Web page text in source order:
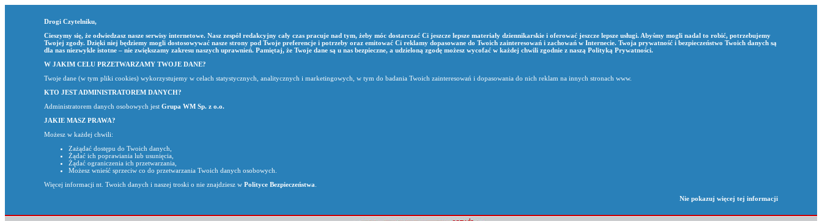
Drogi Czytelniku,
Cieszymy się, że odwiedzasz nasze serwisy internetowe. Nasz zespół redakcyjny cały czas pracuje nad tym, żeby móc dostarczać Ci jeszcze lepsze materiały dziennikarskie i oferować jeszcze lepsze usługi. Abyśmy mogli nadal to robić, potrzebujemy
Twojej zgody. Dzięki niej będziemy mogli dostosowywać nasze strony pod Twoje preferencje i potrzeby oraz emitować Ci reklamy dopasowane do Twoich zainteresowań i zachowań w Internecie. Twoja prywatność i bezpieczeństwo Twoich danych są
dla nas niezwykle istotne – nie zwiększamy zakresu naszych uprawnień. Pamiętaj, że Twoje dane są u nas bezpieczne, a udzieloną zgodę możesz wycofać w każdej chwili zgodnie z naszą Polityką Prywatności.
W JAKIM CELU PRZETWARZAMY TWOJE DANE?
Twoje dane (w tym pliki cookies) wykorzystujemy w celach statystycznych, analitycznych i marketingowych, w tym do badania Twoich zainteresowań i dopasowania do nich reklam na innych stronach www.
KTO JEST ADMINISTRATOREM DANYCH?
Administratorem danych osobowych jest Grupa WM Sp. z o.o.
JAKIE MASZ PRAWA?
Możesz w każdej chwili:
Zażądać dostępu do Twoich danych,
Żądać ich poprawiania lub usunięcia,
Żądać ograniczenia ich przetwarzania,
Możesz wnieść sprzeciw co do przetwarzania Twoich danych osobowych.
Więcej informacji nt. Twoich danych i naszej troski o nie znajdziesz w Polityce Bezpieczeństwa
Nie pokazuj więcej tej informacji